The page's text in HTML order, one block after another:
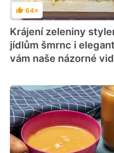
Hodnocení
64×
Krájení zeleniny
jídlům šmrnc i
vám naše názorné